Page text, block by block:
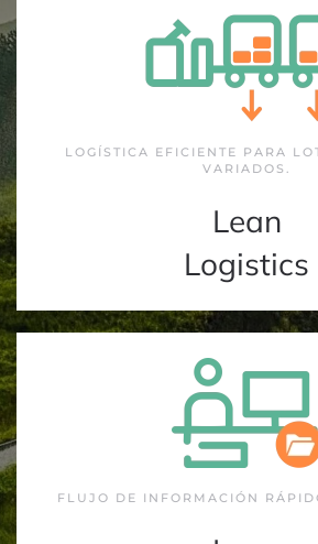
LOGÍSTICA EFICIENTE PARA
VARIADOS.
Lean
Logistics
FLUJO DE INFORMACIÓN